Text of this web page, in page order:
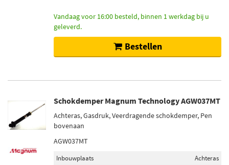
Vandaag voor 16:00 besteld, binnen 1 werkdag bij u
geleverd.
Bestellen
Schokdemper Magnum Technology AGW037MT
Achteras, Gasdruk, Veerdragende schokdemper, Pen
bovenaan
AGW037MT
Inbouwplaats
Achteras